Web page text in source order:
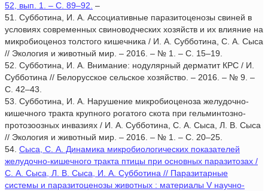
52, вып. 1. – С. 89–92. –
51. Субботина, И. А. Ассоциативные паразитоценозы свиней в
условиях современных свиноводческих хозяйств и их влияние на
микробиоценоз толстого кишечника / И. А. Субботина, С. А. Сыса
// Экология и животный мир. – 2016. – № 1. – С. 15–19.
52. Субботина, И. А. Внимание: нодулярный дерматит КРС / И.
Субботина // Белорусское сельское хозяйство. – 2016. – № 9. –
С. 42–43.
53. Субботина, И. А. Нарушение микробиоценоза желудочно-
кишечного тракта крупного рогатого скота при гельминтозно-
протозоозных инвазиях / И. А. Субботина, С. А. Сыса, Л. В. Сыса
// Экология и животный мир. – 2016. – № 1. – С. 20–25.
54. Сыса, С. А. Динамика микробиологических показателей
желудочно-кишечного тракта птицы при основных паразитозах /
С. А. Сыса, Л. В. Сыса, И. А. Субботина // Паразитарные
системы и паразитоценозы животных : материалы V научно-